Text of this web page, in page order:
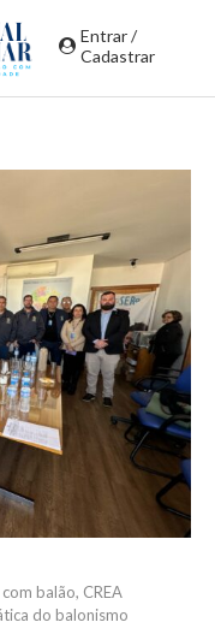
Entrar /
Cadastrar
balão, CREA
do balonismo